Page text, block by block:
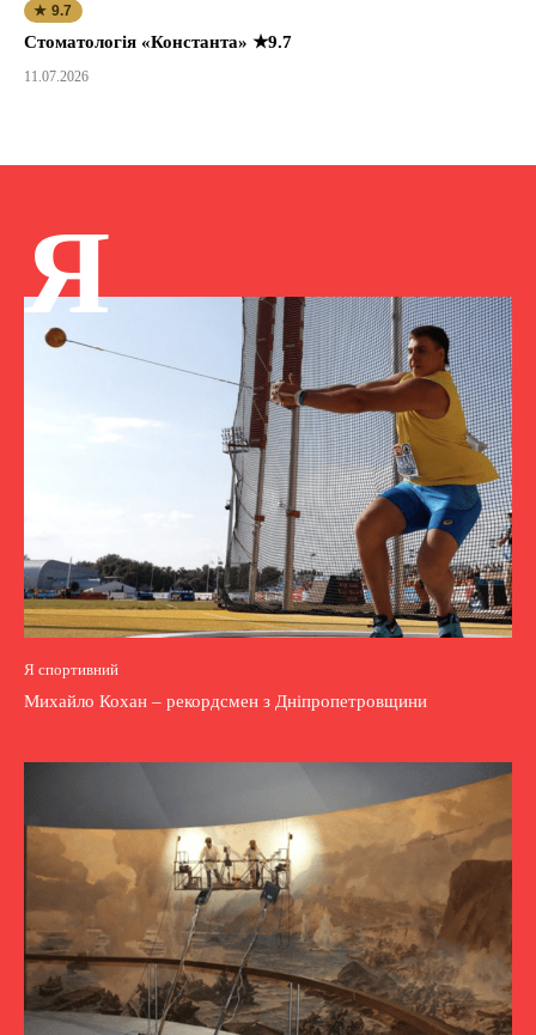
★ 9.7
Стоматологія «Константа» ★9.7
11.07.2026
Я
Я спортивний
Михайло Кохан – рекордсмен з Дніпропетровщини